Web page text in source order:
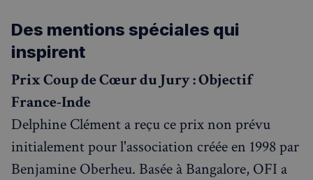
Des mentions spéciales qui
inspirent
Prix Coup de Cœur du Jury : Objectif
France-Inde
Delphine Clément a reçu ce prix non prévu
initialement pour l'association créée en 1998 par
Benjamine Oberheu. Basée à Bangalore, OFI a